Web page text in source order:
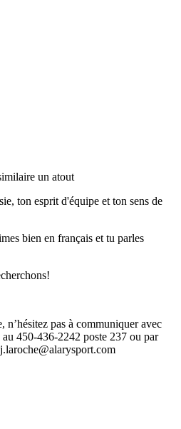
un atout
ton esprit d'équipe et ton sens de
bien en français et tu parles
n’hésitez pas à communiquer avec
450-436-2242 poste 237 ou par